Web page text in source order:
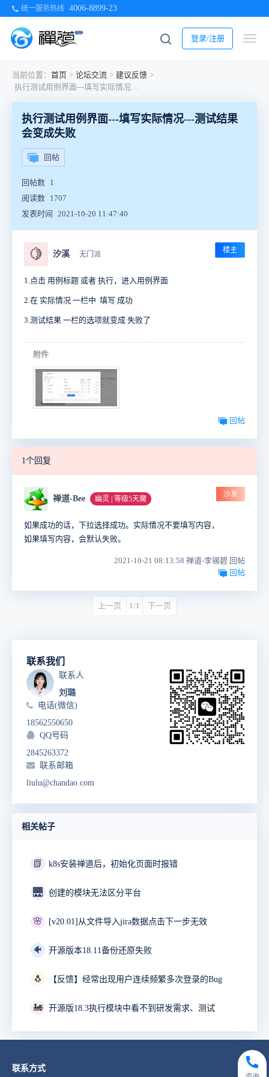
统一服务热线 4006-8899-23
登录/注册
当前位置： 首页 > 论坛交流 > 建议反馈 >
执行测试用例界面---填写实际情况---测试结果会变成失败
执行测试用例界面---填写实际情况---测试结果
会变成失败
回帖
回帖数 1
阅读数 1707
发表时间
2021-10-20 11:47:40
🍋 汐溪 无门派 楼主
1.点击 用例标题 或者 执行，进入用例界面
2.在 实际情况 一栏中 填写 成功
3.测试结果 一栏的选项就变成 失败了
附件
回帖
1个回复
禅道-Bee 幽灵 | 等级5天魔
沙发
如果成功的话，下拉选择成功。实际情况不要填写内容，
如果填写内容，会默认失败。
2021-10-21 08:13:58 禅道-李锡碧 回帖
回帖
上一页 1/1 下一页
联系我们
联系人
刘璐
电话(微信)
18562550650
QQ号码
2845263372
联系邮箱
liulu@chandao.com
相关帖子
📗 k8s安装禅道后，初始化页面时报错
🌉 创建的模块无法区分平台
🌸 [v20.01]从文件导入jira数据点击下一步无效
🐠 开源版本18.11备份还原失败
🐧 【反馈】经常出现用户连续频繁多次登录的Bug
🚂 开源版18.3执行模块中看不到研发需求、测试
联系方式